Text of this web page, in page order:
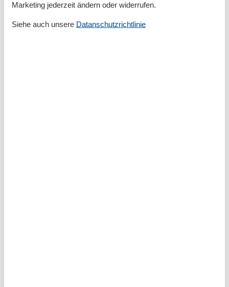
Kurtaxe
Marketing jederzeit ändern oder widerrufen.
Siehe auch unsere Datanschutzrichtlinie